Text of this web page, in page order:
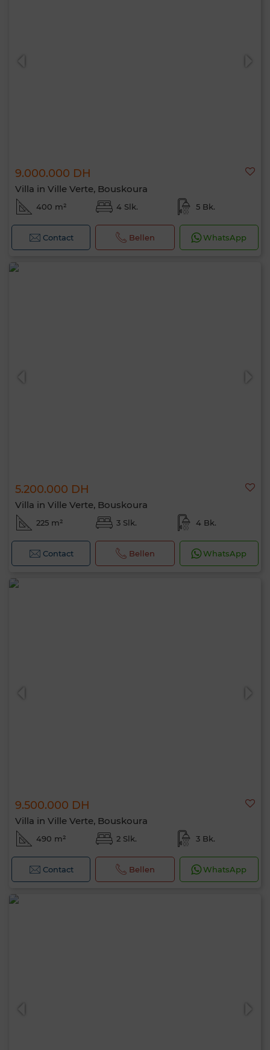
9.000.000 DH
Villa in Ville Verte, Bouskoura
400 m² 4 Slk. 5 Bk.
Contact Bellen WhatsApp
5.200.000 DH
Villa in Ville Verte, Bouskoura
225 m² 3 Slk. 4 Bk.
Contact Bellen WhatsApp
9.500.000 DH
Villa in Ville Verte, Bouskoura
490 m² 2 Slk. 3 Bk.
Contact Bellen WhatsApp